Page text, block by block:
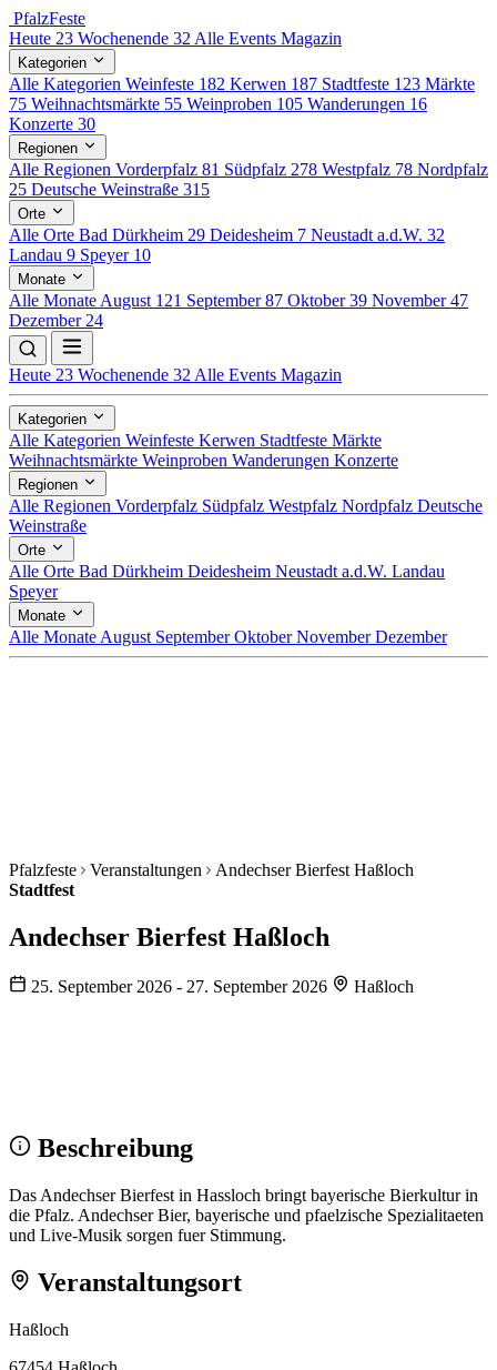
PfalzFeste
Heute 23 Wochenende 32 Alle Events Magazin
Kategorien
Alle Kategorien Weinfeste 182 Kerwen 187 Stadtfeste 123 Märkte
75 Weihnachtsmärkte 55 Weinproben 105 Wanderungen 16
Konzerte 30
Regionen
Alle Regionen Vorderpfalz 81 Südpfalz 278 Westpfalz 78 Nordpfalz
25 Deutsche Weinstraße 315
Orte
Alle Orte Bad Dürkheim 29 Deidesheim 7 Neustadt a.d.W. 32
Landau 9 Speyer 10
Monate
Alle Monate August 121 September87 Oktober39 November47
Dezember 24
Heute 23 Wochenende 32 Alle Events Magazin
Kategorien
Alle Kategorien Weinfeste Kerwen Stadtfeste Märkte
Weihnachtsmärkte Weinproben Wanderungen Konzerte
Regionen
Alle Regionen Vorderpfalz Südpfalz Westpfalz Nordpfalz Deutsche
Weinstraße
Orte
Alle Orte Bad Dürkheim Deidesheim Neustadt a.d.W. Landau
Speyer
Monate
Alle Monate August SeptemberOktoberNovemberDezember
Pfalzfeste Veranstaltungen
Andechser Bierfest Haßloch
Stadtfest
Andechser Bierfest Haßloch
25. September 2026 - 27. September 2026 Haßloch
Beschreibung
Das Andechser Bierfest in Hassloch bringt bayerische Bierkultur in
die Pfalz. Andechser Bier, bayerische und pfaelzische Spezialitaeten
und Live-Musik sorgen fuer Stimmung.
Veranstaltungsort
Haßloch